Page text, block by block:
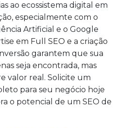
ao ecossistema digital em
especialmente com o
Artificial e o Google
em Full SEO e a criação
garantem que sua
seja encontrada, mas
valor real. Solicite um
para seu negócio hoje
o potencial de um SEO de